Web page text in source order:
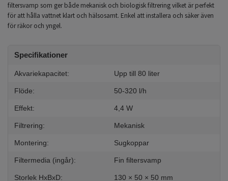
filtersvamp som ger både mekanisk och biologisk filtrering vilket är perfekt
för att hålla vattnet klart och hälsosamt. Enkel att installera och säker även
för räkor och yngel.
Specifikationer
Akvariekapacitet: Upp till 80 liter
Flöde: 50-320 l/h
Effekt: 4,4 W
Filtrering: Mekanisk
Montering: Sugkoppar
Filtermedia (ingår): Fin filtersvamp
Storlek HxBxD: 130 × 50 × 50 mm